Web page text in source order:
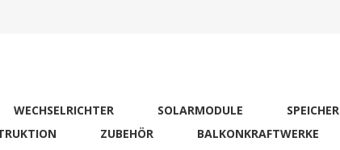
WECHSELRICHTER SOLARMODULE
SPEICHER
ZUBEHÖR BALKONKRAFTWERKE